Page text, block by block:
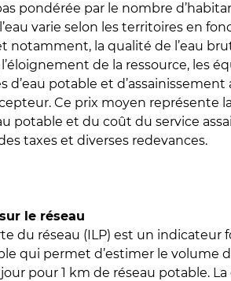
pondérée par le nombre
varie selon les territoires en
notamment, la qualité de l’eau
de la ressource, les
d’eau potable et d’assainissement
Ce prix moyen représente
potable et du coût du service
taxes et diverses redevances.
le réseau
du réseau (ILP) est un indicateur
qui permet d’estimer le volume
pour 1 km de réseau potable.